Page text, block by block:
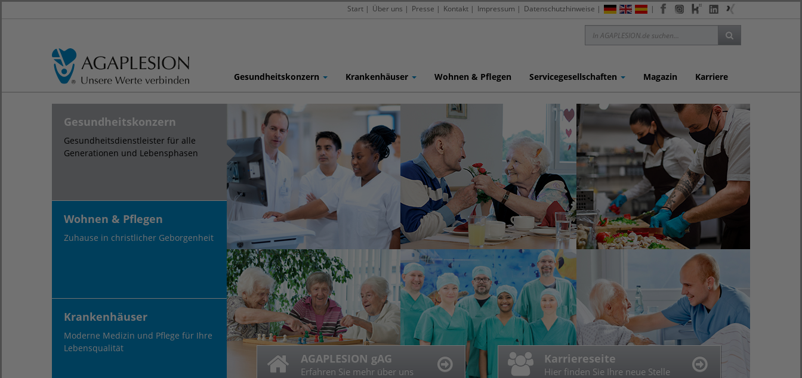
|
Start | Über uns | Presse | Kontakt | Impressum | Datenschutzhinweise |
Gesundheitskonzern Krankenhäuser Wohnen & Pflegen Servicegesellschaften Magazin Karriere
Gesundheitskonzern
Gesundheitsdienstleister für alle
Generationen und Lebensphasen
Wohnen & Pflegen
Zuhause in christlicher Geborgenheit
Krankenhäuser
Moderne Medizin und Pflege für Ihre
Lebensqualität
AGAPLESION gAG
Erfahren Sie mehr über uns
Karriereseite
Hier finden Sie Ihre neue Stelle
Im Alter gut
umsorgt
Selbstbestimmt und
würdevoll leben
Unsere Angebote
Mehr zu unseren Angeboten
Standortfinder
Finden Sie Ihre Einrichtung
Medizinische
Kompetenz
Wann immer Sie uns
brauchen
Unser Leistungsspektrum
Mehr zu unseren Angeboten
Körperkompass
Finden Sie Ihren Experten